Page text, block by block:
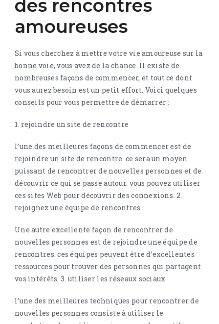
des rencontres
amoureuses
Si vous cherchez à mettre votre vie amoureuse sur la
bonne voie, vous avez de la chance. Il existe de
nombreuses façons de commencer, et tout ce dont
vous aurez besoin est un petit effort. Voici quelques
conseils pour vous permettre de démarrer :
1. rejoindre un site de rencontre
l’une des meilleures façons de commencer est de
rejoindre un site de rencontre. ce sera un moyen
puissant de rencontrer de nouvelles personnes et de
découvrir ce qui se passe autour. vous pouvez utiliser
ces sites Web pour découvrir des connexions. 2.
rejoignez une équipe de rencontres
Une autre excellente façon de rencontrer de
nouvelles personnes est de rejoindre une équipe de
rencontres. ces équipes peuvent être d’excellentes
ressources pour trouver des personnes qui partagent
vos intérêts. 3. utiliser les réseaux sociaux
l’une des meilleures techniques pour rencontrer de
nouvelles personnes consiste à utiliser le